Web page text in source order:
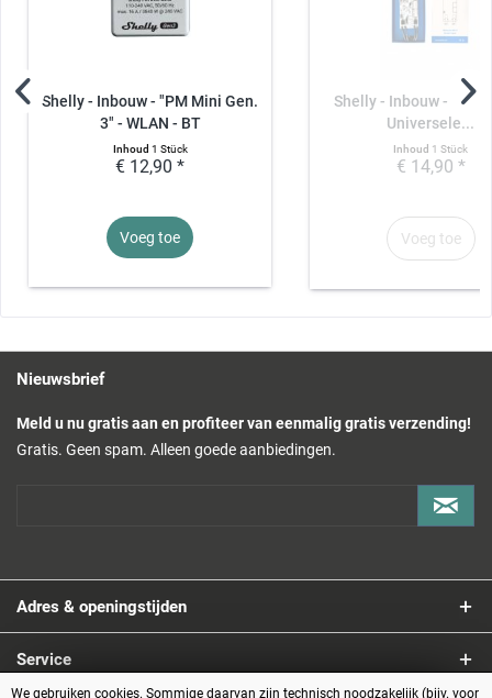
Shelly - Inbouw - "PM Mini Gen.
3" - WLAN - BT
Inhoud 1 Stück
€ 12,90 *
Voeg toe
Shelly - Inbouw - "Plus
Universele...
Inhoud 1 Stück
€ 14,90 *
Voeg toe
Nieuwsbrief
Meld u nu gratis aan en profiteer van eenmalig gratis verzending!
Gratis. Geen spam. Alleen goede aanbiedingen.
Adres & openingstijden
Service
We gebruiken cookies. Sommige daarvan zijn technisch noodzakelijk (bijv. voor